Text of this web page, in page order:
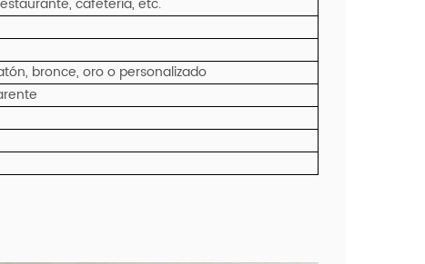
bronce, oro o personalizado